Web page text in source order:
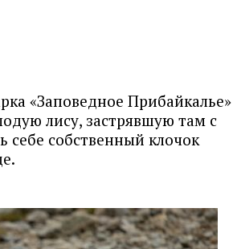
«Заповедное Прибайкалье»
лису, застрявшую там с
себе собственный клочок